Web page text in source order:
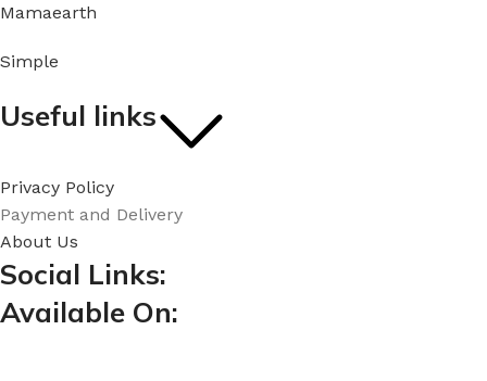
Mamaearth
Simple
Useful links
Privacy Policy
Payment and Delivery
About Us
Social Links:
Available On: